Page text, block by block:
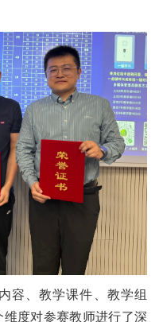
容、教学课件、教学组
度对参赛教师进行了深